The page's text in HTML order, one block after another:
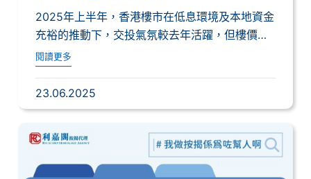
2025年上半年，香港樓市在低息環境及本地資金
充裕的推動下，交投氣氛較去年活躍，但樓價未
見...
閱讀更多
23.06.2025